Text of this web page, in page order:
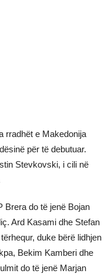
rradhët e Makedonija
për të debutuar.
Stevkovski, i cili në
Brera do të jenë Bojan
Ard Kasami dhe Stefan
duke bërë lidhjen
Bekim Kamberi dhe
do të jenë Marjan